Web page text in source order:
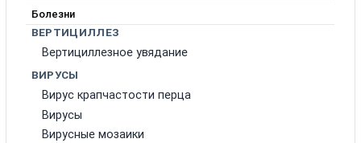
Болезни
ВЕРТИЦИЛЛЕЗ
Вертициллезное увядание
ВИРУСЫ
Вирус крапчастости перца
Вирусы
Вирусные мозаики